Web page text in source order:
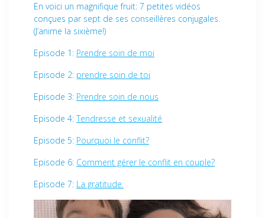
En voici un magnifique fruit: 7 petites vidéos
conçues par sept de ses conseillères conjugales.
(J’anime la sixième!)
Episode 1: Prendre soin de moi
Episode 2: prendre soin de toi
Episode 3: Prendre soin de nous
Episode 4:Tendresse et sexualité
Episode 5: Pourquoi le conflit?
Episode 6: Comment gérer le conflit en couple?
Episode 7: La gratitude.